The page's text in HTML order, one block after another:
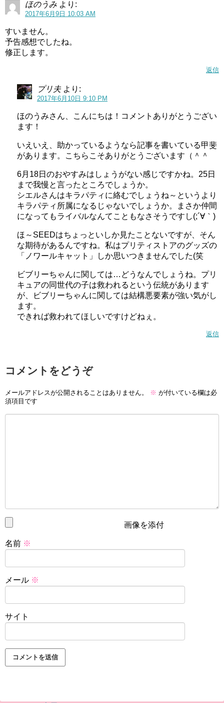
ほのうみ より:
2017年6月9日 10:03 AM
すいません。
予告感想でしたね。
修正します。
返信
プリ夫 より:
2017年6月10日 9:10 PM
ほのうみさん、こんにちは！コメントありがとうござい
ます！
いえいえ、助かっているようなら記事を書いている甲斐
があります。こちらこそありがとうございます（＾＾
6月18日のおやすみはしょうがない感じですかね。25日
まで我慢と言ったところでしょうか。
シエルさんはキラパティに絡むでしょうね～というより
キラパティ所属になるじゃないでしょうか。まさか仲間
になってもライバルなんてこともなさそうですし(;´∀｀)
ほ～SEEDはちょっといしか見たことないですが、そん
な期待があるんですね。私はプリティストアのグッズの
「ノワールキャット」しか思いつきませんでした(笑
ビブリーちゃんに関しては…どうなんでしょうね。プリ
キュアの同世代の子は救われるという伝統があります
が、ビブリーちゃんに関しては結構悪要素が強い気がし
ます。
できれば救われてほしいですけどねぇ。
返信
コメントをどうぞ
メールアドレスが公開されることはありません。 ※ が付いている欄は必
須項目です
画像を添付
名前 ※
メール ※
サイト